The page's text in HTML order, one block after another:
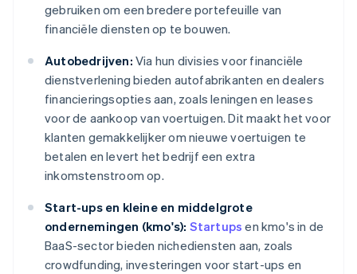
gebruiken om een bredere portefeuille van
financiële diensten op te bouwen.
Autobedrijven: Via hun divisies voor financiële
dienstverlening bieden autofabrikanten en dealers
financieringsopties aan, zoals leningen en leases
voor de aankoop van voertuigen. Dit maakt het voor
klanten gemakkelijker om nieuwe voertuigen te
betalen en levert het bedrijf een extra
inkomstenstroom op.
Start-ups en kleine en middelgrote
ondernemingen (kmo's): Startups en kmo's in de
BaaS-sector bieden nichediensten aan, zoals
crowdfunding, investeringen voor start-ups en